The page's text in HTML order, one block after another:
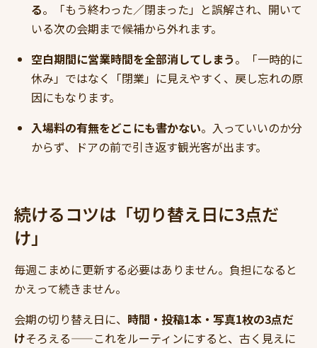
る。「もう終わった／閉まった」と誤解され、開いて
いる次の会期まで候補から外れます。
空白期間に営業時間を全部消してしまう。「一時的に
休み」ではなく「閉業」に見えやすく、戻し忘れの原
因にもなります。
入場料の有無をどこにも書かない。入っていいのか分
からず、ドアの前で引き返す観光客が出ます。
続けるコツは「切り替え日に3点だ
け」
毎週こまめに更新する必要はありません。負担になると
かえって続きません。
会期の切り替え日に、 時間・投稿1本・写真1枚の3点だ
けそろえる——これをルーティンにすると、古く見えに